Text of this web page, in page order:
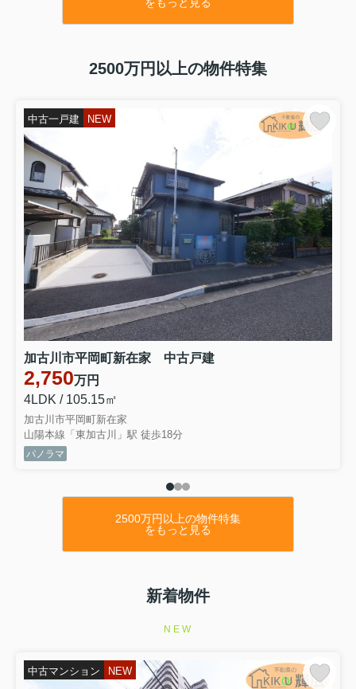
★種別 ：売土地
★住所 ：明石市大久保町高丘7丁目
★価格 ：2,280万円
⇒物件詳細はこちらをクリックくださいませ
★種別 ：中古マンション
★住所 ：明石市二見町東二見
★階数 ：3階
★間取 ：3LDK
★価格 ：1,180万円
⇒物件詳細はこちらをクリックくださいませ
★種別 ：新築戸建（全3棟）
★住所 ：姫路市玉手1期
★号棟 ：2号棟
★間取 ：4LDK
★価格 ：3,098万円
⇒物件詳細はこちらをクリックくださいませ
他号棟も値下げとなります
★種別 ：新築戸建（全5棟）
★住所 ：姫路市西庄4期
★号棟 ：2号棟
★間取 ：4LDK
★価格 ：2,498万円
⇒物件詳細はこちらをクリックくださいませ
3.4.5号棟も値下げとなります
★種別 ：新築戸建（残２棟）
★住所 ：稲美町中村1期
⇒物件詳細はこちらをクリックくださいませ
★号棟 ：1号棟
★間取 ：1LDK+1S(納戸）
をもっと見る
2500万円以上の物件特集
中古一戸建 NEW
加古川市平岡町新在家 中古戸建
2,750万円
4LDK / 105.15㎡
加古川市平岡町新在家
山陽本線「東加古川」駅 徒歩18分
パノラマ
2500万円以上の物件特集
をもっと見る
新着物件
NEW
中古マンション NEW